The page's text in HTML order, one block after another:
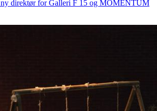
direktør for Galleri F 15 og MOMENTUM